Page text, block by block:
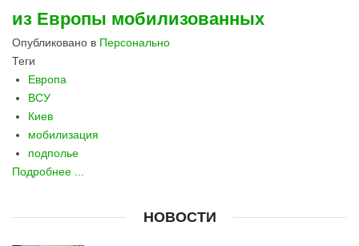
из Европы мобилизованных
Опубликовано в Персонально
Теги
Европа
ВСУ
Киев
мобилизация
подполье
Подробнее ...
НОВОСТИ